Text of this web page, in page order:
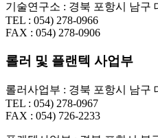
기술연구소 : 경북 포항시 남구
TEL : 054) 278-0966
FAX : 054) 278-0906
롤러 및 플랜텍 사업부
롤러사업부 : 경북 포항시 남구
TEL : 054) 278-0967
FAX : 054) 726-2233